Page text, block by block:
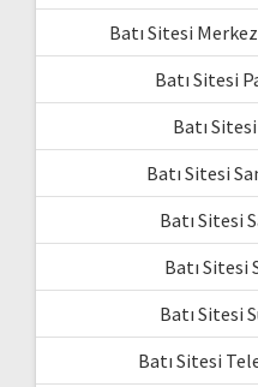
Batı Sitesi
Batı Sitesi
Batı
Batı Sitesi
Batı Sitesi
Batı Sitesi
Batı Sitesi
Batı Sitesi